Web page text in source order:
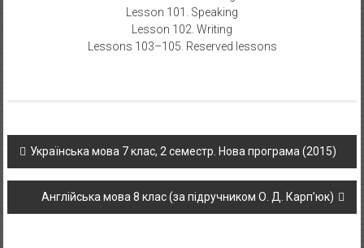
Lesson 101. Speaking
Lesson 102. Writing
Lessons 103–105. Reserved lessons
Post navigation
Українська мова 7 клас, 2 семестр. Нова програма (2015)
Англійська мова 8 клас (за підручником О. Д. Карп’юк)